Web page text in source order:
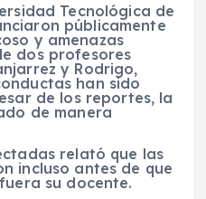
Tecnológica de
públicamente
y amenazas
dos profesores
y Rodrigo,
han sido
de los reportes, la
de manera
relató que las
incluso antes de que
su docente.